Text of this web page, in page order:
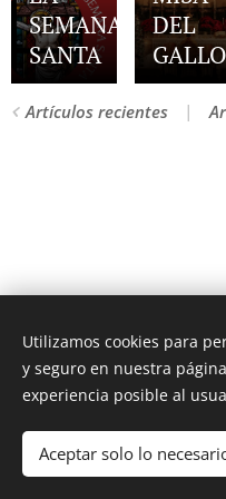
SEMANA
SANTA
DEL
GALLO
Artículos recientes
Latín y Roma © Todos
Aviso legal y
Utilizamos cookies para
y seguro en nuestra
experiencia posible al
Aceptar solo lo